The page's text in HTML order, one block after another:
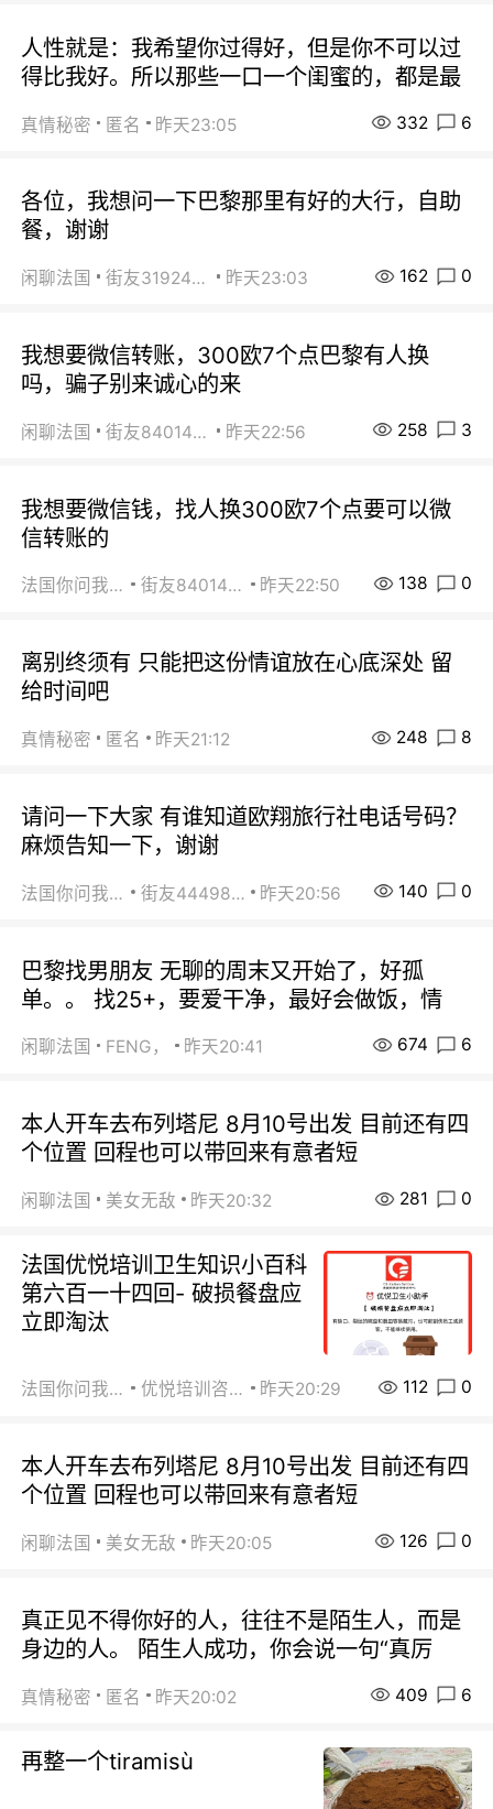
人性就是：我希望你过得好，但是你不可以过
得比我好。所以那些一口一个闺蜜的，都是最
真情秘密 匿名 昨天23:05 332 6
各位，我想问一下巴黎那里有好的大行，自助
餐，谢谢
闲聊法国 街友31924072 昨天23:03 162 0
我想要微信转账，300欧7个点巴黎有人换
吗，骗子别来诚心的来
闲聊法国 街友84014588 昨天22:56 258 3
我想要微信钱，找人换300欧7个点要可以微
信转账的
法国你问我答 街友84014588 昨天22:50 138 0
离别终须有 只能把这份情谊放在心底深处 留
给时间吧
真情秘密 匿名 昨天21:12 248 8
请问一下大家 有谁知道欧翔旅行社电话号码？
麻烦告知一下，谢谢
法国你问我答 街友44498484 昨天20:56 140 0
巴黎找男朋友 无聊的周末又开始了，好孤
单。。 找25+，要爱干净，最好会做饭，情
闲聊法国 FENG， 昨天20:41 674 6
本人开车去布列塔尼 8月10号出发 目前还有四
个位置 回程也可以带回来有意者短
闲聊法国 美女无敌 昨天20:32 281 0
法国优悦培训卫生知识小百科
第六百一十四回- 破损餐盘应
立即淘汰
法国你问我答 优悦培训咨询 昨天20:29 112 0
本人开车去布列塔尼 8月10号出发 目前还有四
个位置 回程也可以带回来有意者短
闲聊法国 美女无敌 昨天20:05 126 0
真正见不得你好的人，往往不是陌生人，而是
身边的人。 陌生人成功，你会说一句“真厉
真情秘密 匿名 昨天20:02 409 6
再整一个tiramisù